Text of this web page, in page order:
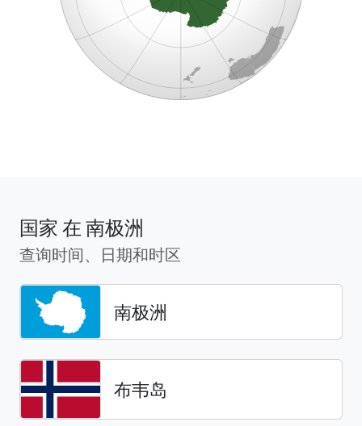
国家 在 南极洲
查询时间、日期和时区
南极洲
布韦岛